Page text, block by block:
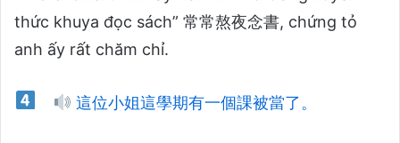
thức khuya đọc sách” 常常熬夜念書, chứng tỏ
anh ấy rất chăm chỉ.
這位小姐這學期有一個課被當了。